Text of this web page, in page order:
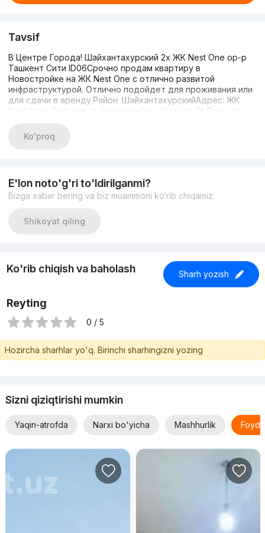
Tavsif
В Центре Города! Шайхантахурский 2х ЖК Nest One ор-р
Ташкент Сити ID06Срочно продам квартиру в
Новостройке на ЖК Nest One с отлично развитой
инфраструктурой. Отлично подойдет для проживания или
для сдачи в аренду.Район: ШайхантахурскийАдрес: ЖК
Nest One• Тип жилья: Новостройка• Комнат: 2• Площадь:
Кадастр: Есть• Ипотека НЕТ• Цена: 130 000
у.е(+)998.99.705.03.33Если не подняли трубку напишите в
недвижимости
Ko'proq
E'lon noto'g'ri to'ldirilganmi?
Bizga xabar bering va biz muammoni ko‘rib chiqamiz
Shikoyat qiling
Ko'rib chiqish va baholash Sharh yozish
Reyting
0 / 5
Hozircha sharhlar yo'q. Birinchi sharhingizni yozing
Sizni qiziqtirishi mumkin
Yaqin-atrofda Narxi bo'yicha Mashhurlik